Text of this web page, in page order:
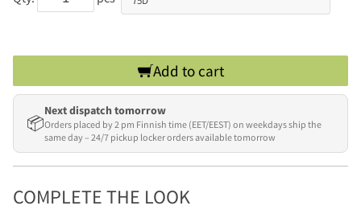
Add to cart
📦
Next dispatch tomorrow
Orders placed by 2 pm Finnish time (EET/EEST) on weekdays ship the
same day – 24/7 pickup locker orders available tomorrow
COMPLETE THE LOOK